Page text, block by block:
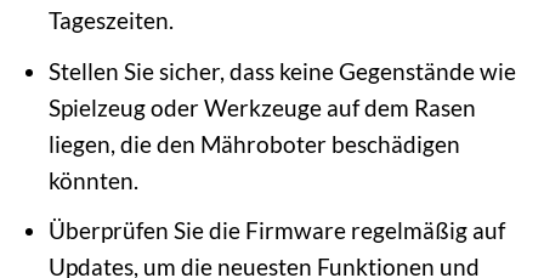
Tageszeiten.
Stellen Sie sicher, dass keine Gegenstände wie
Spielzeug oder Werkzeuge auf dem Rasen
liegen, die den Mähroboter beschädigen
könnten.
Überprüfen Sie die Firmware regelmäßig auf
Updates, um die neuesten Funktionen und